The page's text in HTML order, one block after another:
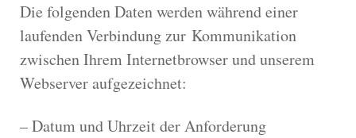
Die folgenden Daten werden während einer
laufenden Verbindung zur Kommunikation
zwischen Ihrem Internetbrowser und unserem
Webserver aufgezeichnet:
– Datum und Uhrzeit der Anforderung